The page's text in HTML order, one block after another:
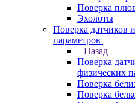
Поверка
Эхолоты
Поверка датчиков
параметров
Назад
Поверка
физических
Поверка
Поверка